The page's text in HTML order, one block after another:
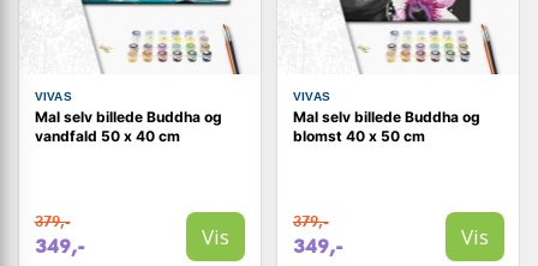
VIVAS
Mal selv billede Buddha og
vandfald 50 x 40 cm
379,-
349,- Vis
VIVAS
Mal selv billede Buddha og
blomst 40 x 50 cm
379,-
349,- Vis